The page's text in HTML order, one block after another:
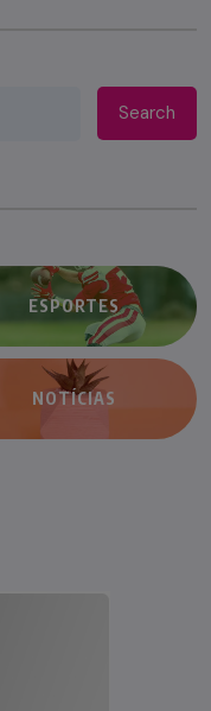
Search
ESPORTES
NOTÍCIAS